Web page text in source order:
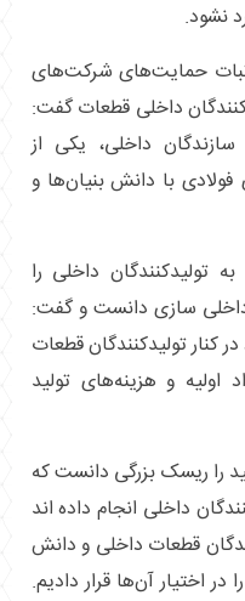
نشود.
حمایت‌های شرکت‌های
داخلی قطعات گفت:
داخلی، یکی از
با دانش بنیان‌ها و
تولیدکنندگان داخلی را
سازی دانست و گفت:
کنار تولیدکنندگان قطعات
اولیه و هزینه‌های تولید
را ریسک بزرگی دانست که
داخلی انجام داده اند
قطعات داخلی و دانش
اختیار آن‌ها قرار دادیم.